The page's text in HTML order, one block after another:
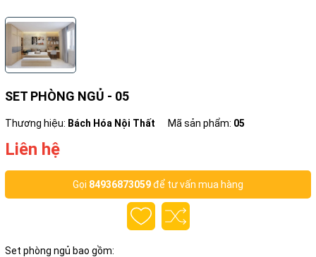
SET PHÒNG NGỦ - 05
Thương hiệu: Bách Hóa Nội Thất Mã sản phẩm: 05
Liên hệ
Gọi 84936873059để tư vấn mua hàng
Set phòng ngủ bao gồm: